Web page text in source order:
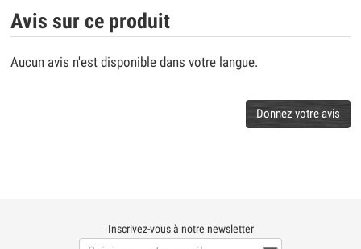
Avis sur ce produit
Aucun avis n'est disponible dans votre langue.
Donnez votre avis
Inscrivez-vous à notre newsletter